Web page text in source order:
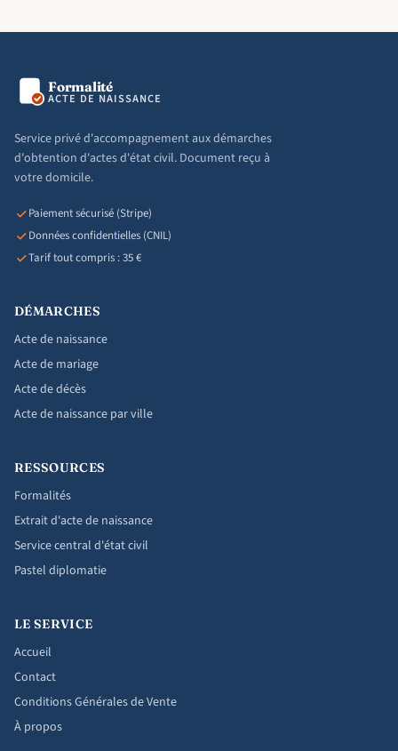
Formalité
ACTE DE NAISSANCE
Service privé d'accompagnement aux démarches
d'obtention d'actes d'état civil. Document reçu à
votre domicile.
Paiement sécurisé (Stripe)
Données confidentielles (CNIL)
Tarif tout compris : 35 €
DÉMARCHES
Acte de naissance
Acte de mariage
Acte de décès
Acte de naissance par ville
RESSOURCES
Formalités
Extrait d'acte de naissance
Service central d'état civil
Pastel diplomatie
LE SERVICE
Accueil
Contact
Conditions Générales de Vente
À propos